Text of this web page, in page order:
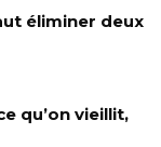
éliminer deux
qu’on vieillit,